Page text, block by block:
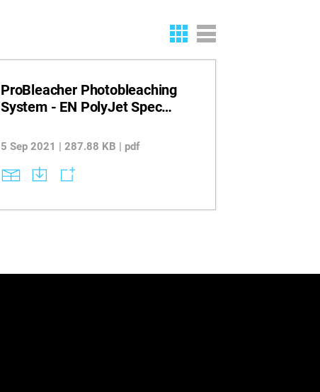
ProBleacher Photobleaching
System - EN PolyJet Spec
5 Sep 2021 | 287.88 KB | pdf